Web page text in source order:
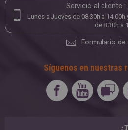
Servicio al cliente :
Lunes a Jueves de 08.30h a 14.00h
de 8.30h a
Formulario
Síguenos en nuestras